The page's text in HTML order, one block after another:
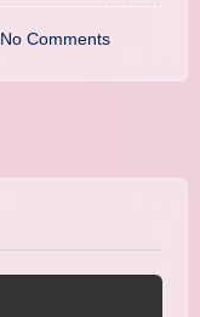
No Comments